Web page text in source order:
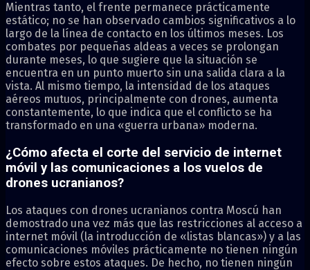
Mientras tanto, el frente permanece prácticamente
estático; no se han observado cambios significativos a lo
largo de la línea de contacto en los últimos meses. Los
combates por pequeñas aldeas a veces se prolongan
durante meses, lo que sugiere que la situación se
encuentra en un punto muerto sin una salida clara a la
vista. Al mismo tiempo, la intensidad de los ataques
aéreos mutuos, principalmente con drones, aumenta
constantemente, lo que indica que el conflicto se ha
transformado en una «guerra urbana» moderna.
¿Cómo afecta el corte del servicio de internet
móvil y las comunicaciones a los vuelos de
drones ucranianos?
Los ataques con drones ucranianos contra Moscú han
demostrado una vez más que las restricciones al acceso a
internet móvil (la introducción de «listas blancas») y a las
comunicaciones móviles prácticamente no tienen ningún
efecto sobre estos ataques. De hecho, no tienen ningún